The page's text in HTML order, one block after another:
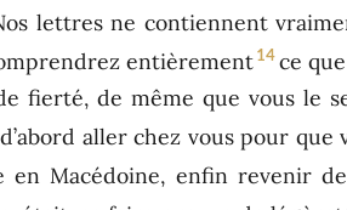
lettres ne contiennent
entièrement14ce
fierté, de même que vous le
aller chez vous pour que
Macédoine, enfin revenir